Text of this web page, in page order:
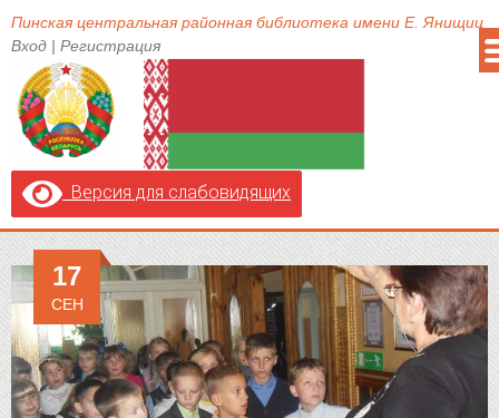
Пинская центральная районная библиотека имени Е. Янищиц
Вход | Регистрация
Версия для слабовидящих
17
СЕН